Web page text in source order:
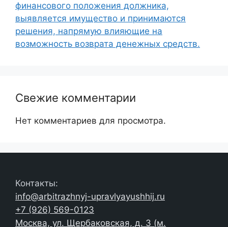
финансового положения должника,
выявляется имущество и принимаются
решения, напрямую влияющие на
возможность возврата денежных средств.
Свежие комментарии
Нет комментариев для просмотра.
Контакты:
info@arbitrazhnyj-upravlyayushhij.ru
+7 (926) 569-0123
Москва, ул. Щербаковская, д. 3 (м.